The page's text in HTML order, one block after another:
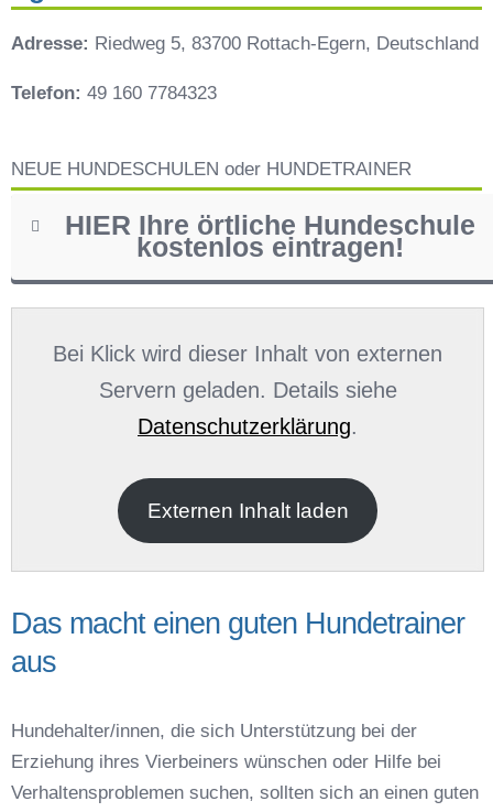
Adresse: Riedweg 5, 83700 Rottach-Egern, Deutschland
Telefon: 49 160 7784323
NEUE HUNDESCHULEN oder HUNDETRAINER
HIER Ihre örtliche Hundeschule
kostenlos eintragen!
Bei Klick wird dieser Inhalt von externen
Servern geladen. Details siehe
Datenschutzerklärung.
Externen Inhalt laden
Das macht einen guten Hundetrainer
aus
Hundehalter/innen, die sich Unterstützung bei der
Erziehung ihres Vierbeiners wünschen oder Hilfe bei
Verhaltensproblemen suchen, sollten sich an einen guten